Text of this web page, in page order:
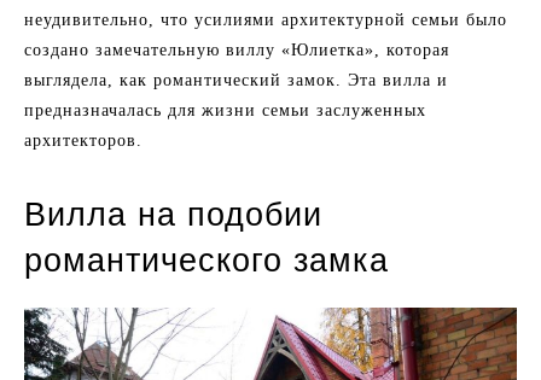
неудивительно, что усилиями архитектурной семьи было
создано замечательную виллу «Юлиетка», которая
выглядела, как романтический замок. Эта вилла и
предназначалась для жизни семьи заслуженных
архитекторов.
Вилла на подобии
романтического замка